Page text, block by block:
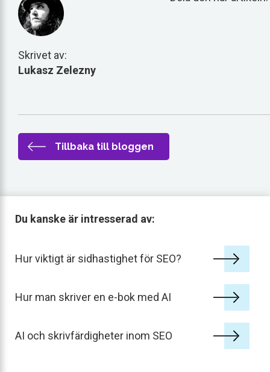
Skrivet av:
Lukasz Zelezny
Tillbaka till bloggen
Du kanske är intresserad av:
Hur viktigt är sidhastighet för SEO?
Hur man skriver en e-bok med AI
AI och skrivfärdigheter inom SEO